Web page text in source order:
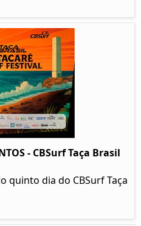
- CBSurf Taça Brasil
quinto dia do CBSurf Taça